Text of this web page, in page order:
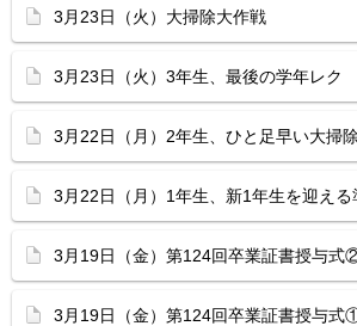
3月23日（火）大掃除大作戦
3月23日（火）3年生、最後の学年レク
3月22日（月）2年生、ひと足早い大掃除
3月22日（月）1年生、新1年生を迎える
3月19日（金）第124回卒業証書授与式
3月19日（金）第124回卒業証書授与式